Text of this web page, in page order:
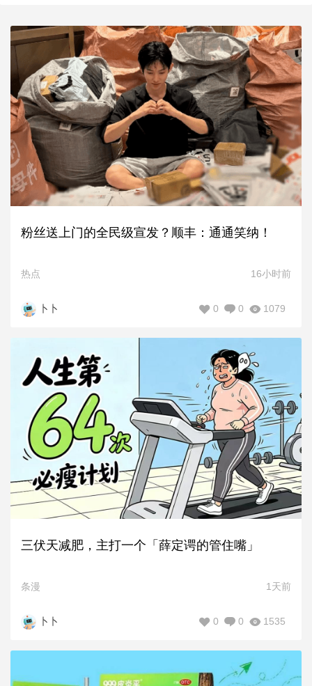
粉丝送上门的全民级宣发？顺丰：通通笑纳！
热点 16小时前
卜卜 1079
0
0
三伏天减肥，主打一个「薛定谔的管住嘴」
条漫 1天前
卜卜 1535
0
0